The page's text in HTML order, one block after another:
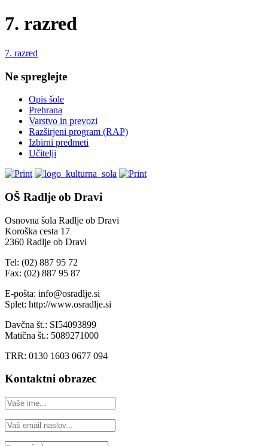
7. razred
7. razred
Ne spreglejte
Opis šole
Prehrana
Varstvo in prevozi
Razširjeni program (RAP)
Izbirni predmeti
Učitelji
OŠ Radlje ob Dravi
Osnovna šola Radlje ob Dravi
Koroška cesta 17
2360 Radlje ob Dravi
Tel: (02) 887 95 72
Fax: (02) 887 95 87
E-pošta: info@osradlje.si
Splet: http://www.osradlje.si
Davčna št.: SI54093899
Matična št.: 5089271000
TRR: 0130 1603 0677 094
Kontaktni obrazec